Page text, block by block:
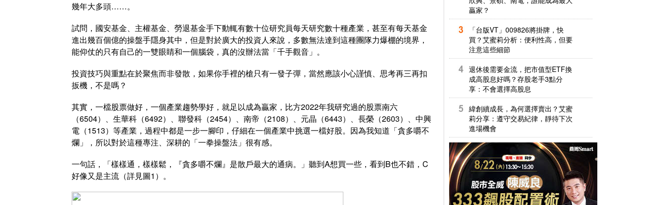
幾年大多頭……。
試問，國安基金、主權基金、勞退基金手下動輒有數十位研究員每天研究數十種產業，甚至有每天基金
進出幾百個億的操盤手隱身其中，但是對於廣大的投資人來說，多數無法達到這種團隊力爆棚的境界，
能仰仗的只有自己的一雙眼睛和一個腦袋，真的沒辦法當「千手觀音」。
投資技巧與重點在於聚焦而非發散，如果你手裡的槍只有一發子彈，當然應該小心謹慎、思考再三再扣
扳機，不是嗎？
其實，一檔股票做好，一個產業趨勢學好，就足以成為贏家，比方2022年我研究過的股票南六
（6504）、生華科（6492）、聯發科（2454）、南帝（2108）、元晶（6443）、長榮（2603）、中興
電（1513）等產業，過程中都是一步一腳印，仔細在一個產業中挑選一檔好股。因為我知道「貪多嚼不
爛」，所以對於這種專注、深耕的「一拳操盤法」很有感。
一句話，「樣樣通，樣樣鬆，『貪多嚼不爛』是散戶最大的通病。」聽到A想買一些，看到B也不錯，C
好像又是主流（詳見圖1）。
贏家？
「台版VT」009826將掛牌，快
買？艾蜜莉分析：便利性高，但要
注意這些細節
退休後需要金流，把市值型ETF換
成高股息好嗎？存股老手3點分
享：不會選擇高股息
緯創續成長，為何選擇賣出？艾蜜
莉分享：遵守交易紀律，靜待下次
進場機會